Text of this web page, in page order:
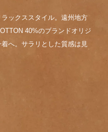
ックススタイル。遠州地方
40%のブランドオリジ
へ。サラリとした質感は見